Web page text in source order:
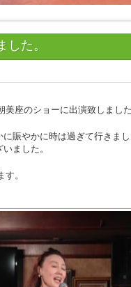
た。
美座のショーに出演致しまし
賑やかに時は過ぎて行きま
ました。
。